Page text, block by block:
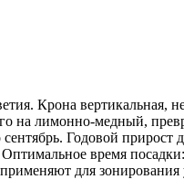
Крона вертикальная,
на лимонно-медный,
Годовой
время
для зонирования